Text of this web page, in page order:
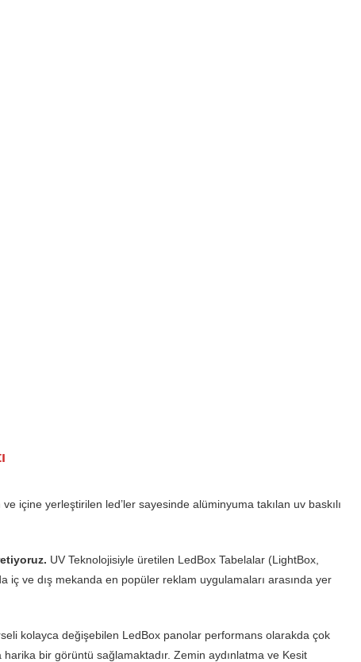
içine yerleştirilen led’ler sayesinde alüminyuma takılan uv baskılı
UV Teknolojisiyle üretilen LedBox Tabelalar (LightBox,
iç ve dış mekanda en popüler reklam uygulamaları arasında yer
kolayca değişebilen LedBox panolar performans olarakda çok
harika bir görüntü sağlamaktadır. Zemin aydınlatma ve Kesit